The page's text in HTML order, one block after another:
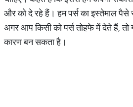
और को दे रहे हैं। हम पर्स का इस्तेमाल
अगर आप किसी को पर्स तोहफे में देते हैं,
कारण बन सकता है।